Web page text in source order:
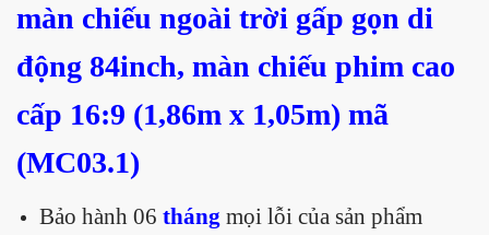
màn chiếu ngoài trời gấp gọn di
động 84inch, màn chiếu phim cao
cấp 16:9 (1,86m x 1,05m) mã
(MC03.1)
Bảo hành 06 tháng mọi lỗi của sản phẩm